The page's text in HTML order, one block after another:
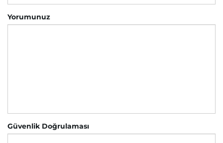
Yorumunuz
Güvenlik Doğrulaması